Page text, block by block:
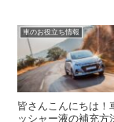
いね。
車のお役立ち情報
皆さんこんにちは！
ッシャー液の補充方